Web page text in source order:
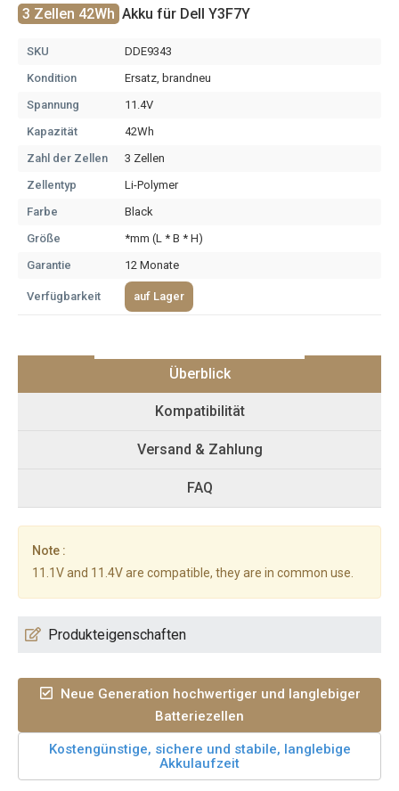
3 Zellen 42Wh Akku für Dell Y3F7Y
SKU
DDE9343
Kondition
Ersatz, brandneu
Spannung
11.4V
Kapazität
42Wh
Zahl der Zellen
3 Zellen
Zellentyp
Li-Polymer
Farbe
Black
Größe
*mm (L * B * H)
Garantie
12 Monate
Verfügbarkeit auf Lager
Überblick
Kompatibilität
Versand & Zahlung
FAQ
Note :
11.1V and 11.4V are compatible, they are in common use.
Produkteigenschaften
Neue Generation hochwertiger und langlebiger
Batteriezellen
Kostengünstige, sichere und stabile, langlebige
Akkulaufzeit